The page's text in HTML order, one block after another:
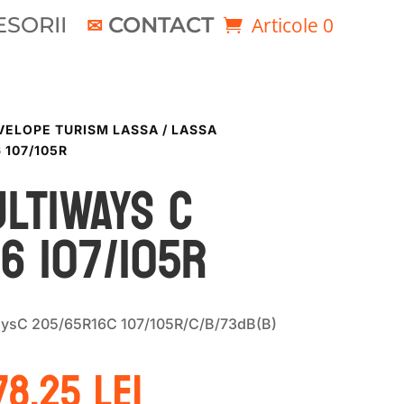
CONTACT Articole 0
TURISM LASSA / LASSA
107/105R
C
107/105R
205/65R16C 107/105R/C/B/73dB(B)